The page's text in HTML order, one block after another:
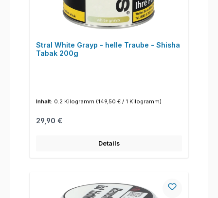
Stral White Grayp - helle Traube - Shisha
Tabak 200g
Inhalt: 0.2 Kilogramm (149,50 € / 1 Kilogramm)
Regulärer Preis:
29,90 €
Details